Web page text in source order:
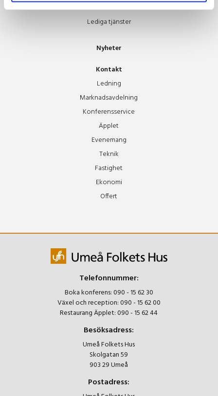
Hus Galleriet
Lediga tjänster
Nyheter
Kontakt
Ledning
Marknadsavdelning
Konferensservice
Äpplet
Evenemang
Teknik
Fastighet
Ekonomi
Offert
Telefonnummer:
Boka konferens:090 - 15 62 30
Växel och reception:090 - 15 62 00
Restaurang Äpplet:090 - 15 62 44
Besöksadress:
Umeå Folkets Hus
Skolgatan 59
903 29 Umeå
Postadress: